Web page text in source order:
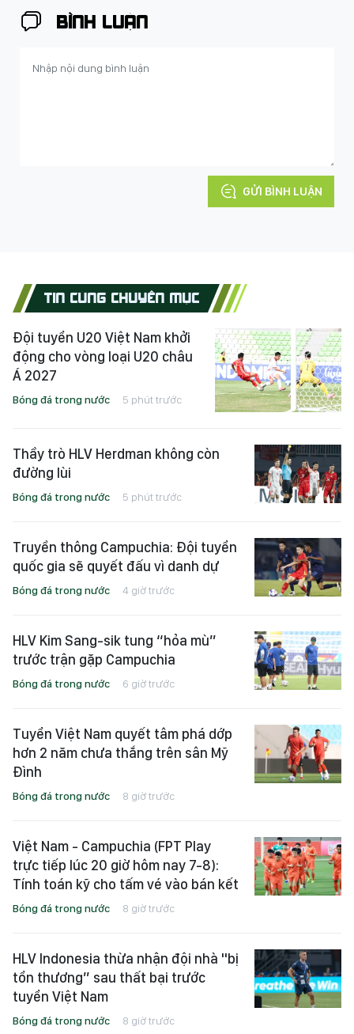
BÌNH LUẬN
GỬI BÌNH LUẬN
TIN CÙNG CHUYÊN MỤC
Đội tuyển U20 Việt Nam khởi
động cho vòng loại U20 châu
Á 2027
Bóng đá trong nước 5 phút trước
Thầy trò HLV Herdman không còn
đường lùi
Bóng đá trong nước 5 phút trước
Truyền thông Campuchia: Đội tuyển
quốc gia sẽ quyết đấu vì danh dự
Bóng đá trong nước 4 giờ trước
HLV Kim Sang-sik tung “hỏa mù”
trước trận gặp Campuchia
Bóng đá trong nước 6 giờ trước
Tuyển Việt Nam quyết tâm phá dớp
hơn 2 năm chưa thắng trên sân Mỹ
Đình
Bóng đá trong nước 8 giờ trước
Việt Nam - Campuchia (FPT Play
trực tiếp lúc 20 giờ hôm nay 7-8):
Tính toán kỹ cho tấm vé vào bán kết
Bóng đá trong nước 8 giờ trước
HLV Indonesia thừa nhận đội nhà "bị
tổn thương” sau thất bại trước
tuyển Việt Nam
Bóng đá trong nước 8 giờ trước